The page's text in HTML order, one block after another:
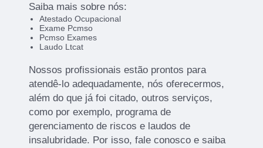
Saiba mais sobre nós:
Atestado Ocupacional
Exame Pcmso
Pcmso Exames
Laudo Ltcat
Nossos profissionais estão prontos para
atendê-lo adequadamente, nós oferecermos,
além do que já foi citado, outros serviços,
como por exemplo, programa de
gerenciamento de riscos e laudos de
insalubridade. Por isso, fale conosco e saiba